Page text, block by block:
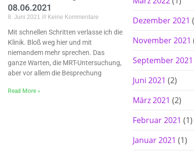
08.06.2021
8. Juni 2021 Keine Kommentare
Mit schnellen Schritten verlasse ich die
Klinik. Bloß weg hier und mit
niemandem mehr sprechen. Das
ganze Warten, die MRT-Untersuchung,
aber vor allem die Besprechung
Read More »
Dezember 2021
November 2021
September 2021
Juni 2021 (2)
März 2021 (2)
Februar 2021 (1)
Januar 2021 (1)